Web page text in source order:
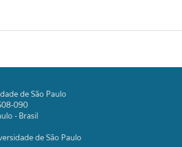
de São Paulo
090
- Brasil
de São Paulo